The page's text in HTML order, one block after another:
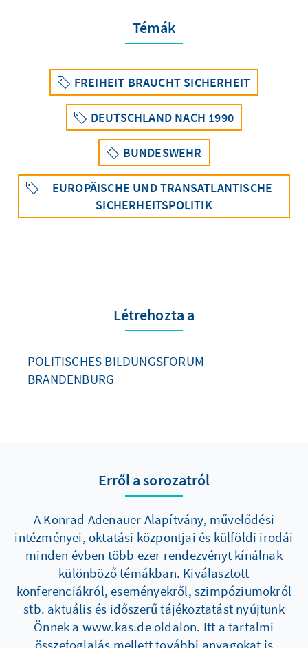
Témák
FREIHEIT BRAUCHT SICHERHEIT
DEUTSCHLAND NACH 1990
BUNDESWEHR
EUROPÄISCHE UND TRANSATLANTISCHE
SICHERHEITSPOLITIK
Létrehozta a
POLITISCHES BILDUNGSFORUM
BRANDENBURG
Erről a sorozatról
A Konrad Adenauer Alapítvány, művelődési
intézményei, oktatási központjai és külföldi irodái
minden évben több ezer rendezvényt kínálnak
különböző témákban. Kiválasztott
konferenciákról, eseményekről, szimpóziumokról
stb. aktuális és időszerű tájékoztatást nyújtunk
Önnek a www.kas.de oldalon. Itt a tartalmi
összefoglalás mellett további anyagokat is